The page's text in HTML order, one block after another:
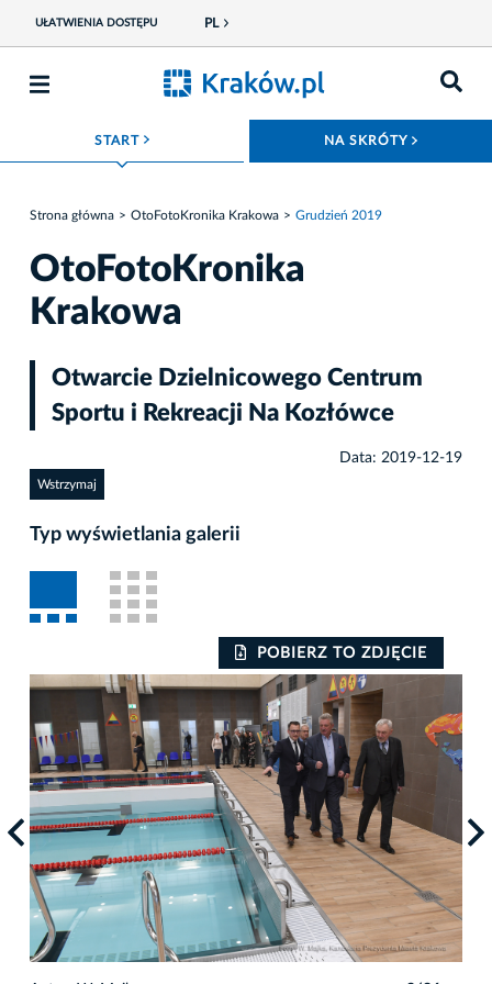
UŁATWIENIA DOSTĘPU PL
START ROZWIŃ MENU NA SKRÓTY
Strona główna OtoFotoKronika Krakowa Grudzień 2019
OtoFotoKronika
Krakowa
Otwarcie Dzielnicowego Centrum
Sportu i Rekreacji Na Kozłówce
Data: 2019-12-19
Wstrzymaj
Typ wyświetlania galerii
POBIERZ TO ZDJĘCIE